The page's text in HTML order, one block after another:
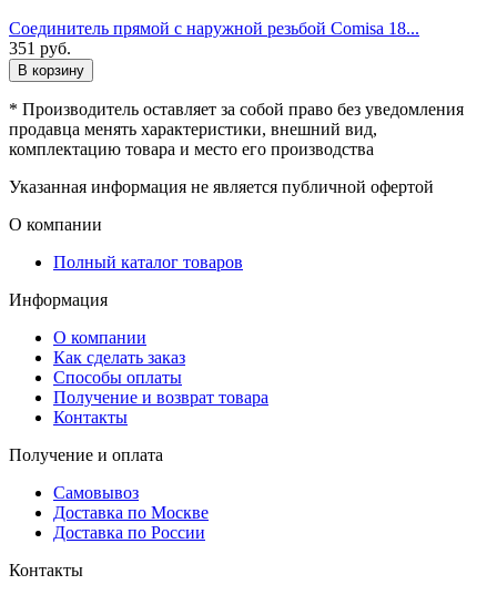
Соединитель прямой с наружной резьбой Comisa 18...
351 руб.
В корзину
* Производитель оставляет за собой право без уведомления
продавца менять характеристики, внешний вид,
комплектацию товара и место его производства
Указанная информация не является публичной офертой
О компании
Полный каталог товаров
Информация
О компании
Как сделать заказ
Способы оплаты
Получение и возврат товара
Контакты
Получение и оплата
Самовывоз
Доставка по Москве
Доставка по России
Контакты